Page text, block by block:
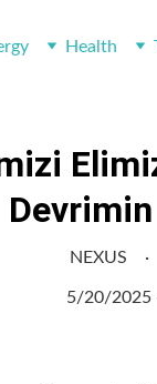
Health
NEXUS
5/20/2025